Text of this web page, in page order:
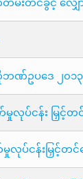
းတင်ခွင့် လျှေ
ဘဏ်ဥပဒေ ၂၀၁၃
ပ်ငန်း မြှင့်တင်
ပ်ငန်းမြှင့်တင်